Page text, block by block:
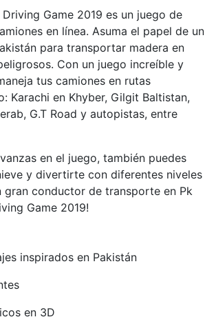
Game 2019 es un juego de
en línea. Asuma el papel de un
para transportar madera en
Con un juego increíble y
tus camiones en rutas
Karachi en Khyber, Gilgit Baltistan,
G.T Road y autopistas, entre
en el juego, también puedes
y divertirte con diferentes niveles
gran conductor de transporte en Pk
Game 2019!
inspirados en Pakistán
en 3D